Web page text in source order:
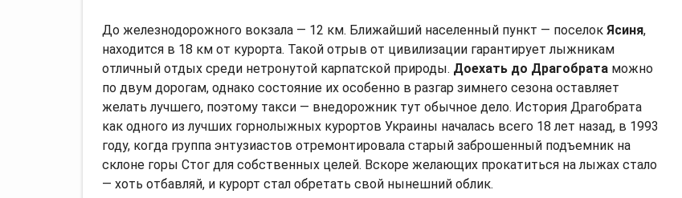
До железнодорожного вокзала — 12 км. Ближайший населенный пункт — поселок Ясиня,
находится в 18 км от курорта. Такой отрыв от цивилизации гарантирует лыжникам
отличный отдых среди нетронутой карпатской природы. Доехать до Драгобрата можно
по двум дорогам, однако состояние их особенно в разгар зимнего сезона оставляет
желать лучшего, поэтому такси — внедорожник тут обычное дело. История Драгобрата
как одного из лучших горнолыжных курортов Украины началась всего 18 лет назад, в 1993
году, когда группа энтузиастов отремонтировала старый заброшенный подъемник на
склоне горы Стог для собственных целей. Вскоре желающих прокатиться на лыжах стало
— хоть отбавляй, и курорт стал обретать свой нынешний облик.